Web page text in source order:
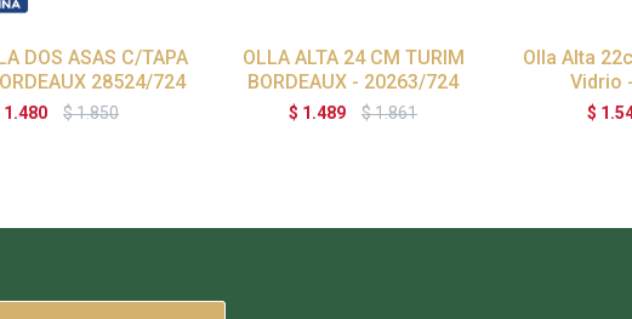
DOS ASAS C/TAPA
28524/724
1.480 $1.850
OLLA ALTA 24 CM TURIM
BORDEAUX - 20263/724
$ 1.489 $1.861
Olla Alta
Vidrio
$